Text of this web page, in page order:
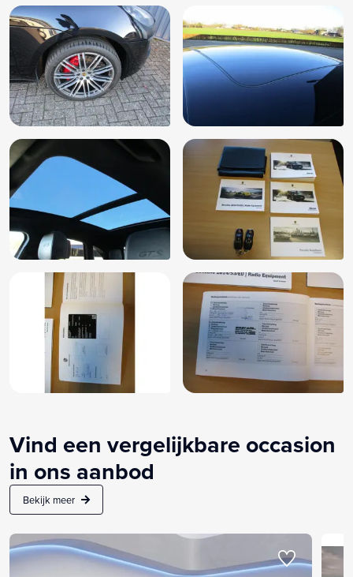
Vind een vergelijkbare occasion
in ons aanbod
Bekijk meer